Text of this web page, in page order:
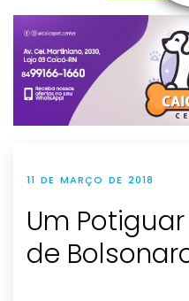
11 DE MARÇO DE 2018
Um
de